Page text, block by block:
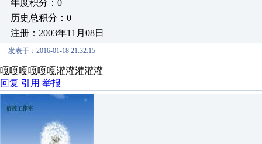
年度积分：0
历史总积分：0
注册：2003年11月08日
发表于：2016-01-18 21:32:15
嘎嘎嘎嘎嘎嘎灌灌灌灌灌
回复 引用 举报